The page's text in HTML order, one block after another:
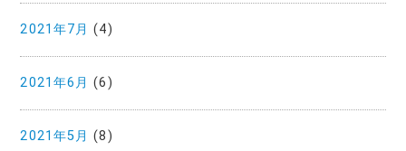
2021年7月 (4)
2021年6月 (6)
2021年5月 (8)